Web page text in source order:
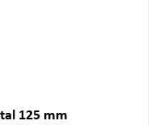
125 mm